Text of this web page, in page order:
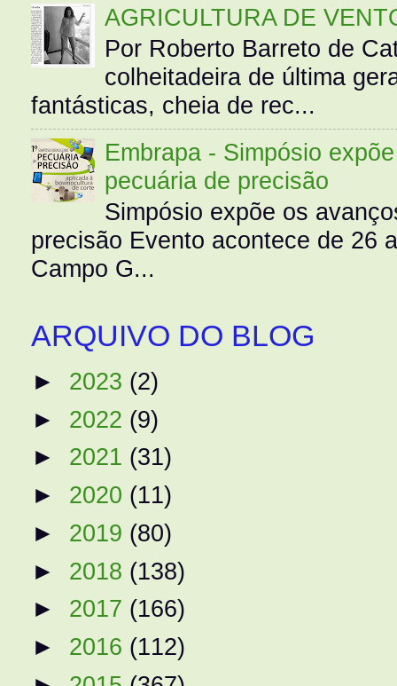
AGRICULTURA DE
Por Roberto Barreto de
colheitadeira de última
fantásticas, cheia de rec...
Embrapa - Simpósio
pecuária de precisão
Simpósio expõe os
precisão Evento acontece de 26
Campo G...
ARQUIVO DO BLOG
► 2023 (2)
► 2022 (9)
► 2021 (31)
► 2020 (11)
► 2019 (80)
► 2018 (138)
► 2017 (166)
► 2016 (112)